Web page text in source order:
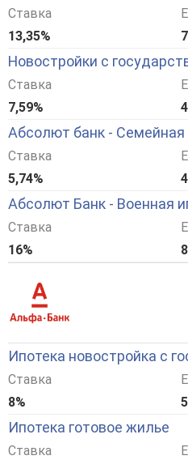
Ставка
13,35%
Новостройки с
Ставка
7,59%
Абсолют банк - Семейная
Ставка
5,74%
Абсолют Банк - Военная
Ставка
16%
Ипотека новостройка с
Ставка
8%
Ипотека готовое жилье
Ставка